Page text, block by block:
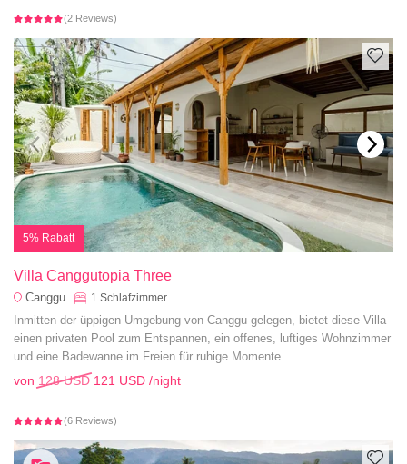
(2 Reviews)
5% Rabatt
Villa Canggutopia Three
Canggu 1 Schlafzimmer
Inmitten der üppigen Umgebung von Canggu gelegen, bietet diese Villa
einen privaten Pool zum Entspannen, ein offenes, luftiges Wohnzimmer
und eine Badewanne im Freien für ruhige Momente.
von 128 USD 121 USD /night
(6 Reviews)